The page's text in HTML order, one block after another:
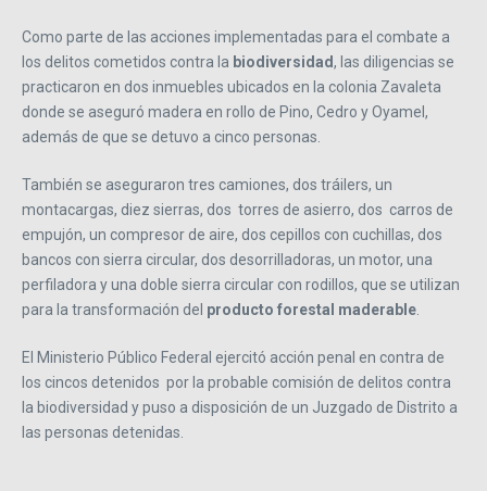
Como parte de las acciones implementadas para el combate a
los delitos cometidos contra la biodiversidad, las diligencias se
practicaron en dos inmuebles ubicados en la colonia Zavaleta
donde se aseguró madera en rollo de Pino, Cedro y Oyamel,
además de que se detuvo a cinco personas.
También se aseguraron tres camiones, dos tráilers, un
montacargas, diez sierras, dos torres de asierro, dos carros de
empujón, un compresor de aire, dos cepillos con cuchillas, dos
bancos con sierra circular, dos desorrilladoras, un motor, una
perfiladora y una doble sierra circular con rodillos, que se utilizan
para la transformación del producto forestal maderable.
El Ministerio Público Federal ejercitó acción penal en contra de
los cincos detenidos por la probable comisión de delitos contra
la biodiversidad y puso a disposición de un Juzgado de Distrito a
las personas detenidas.